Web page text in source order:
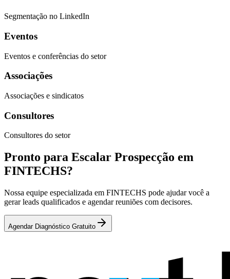
Segmentação no LinkedIn
Eventos
Eventos e conferências do setor
Associações
Associações e sindicatos
Consultores
Consultores do setor
Pronto para Escalar Prospecção em
FINTECHS?
Nossa equipe especializada em FINTECHS pode ajudar você a
gerar leads qualificados e agendar reuniões com decisores.
Agendar Diagnóstico Gratuito